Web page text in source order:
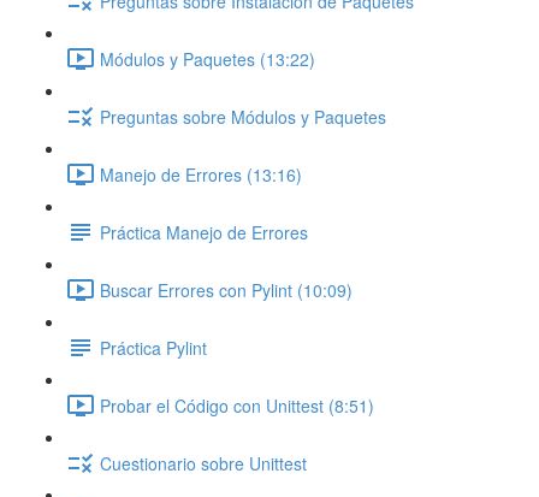
Módulos y Paquetes (13:22)
Preguntas sobre Módulos y Paquetes
Manejo de Errores (13:16)
Práctica Manejo de Errores
Buscar Errores con Pylint (10:09)
Práctica Pylint
Probar el Código con Unittest (8:51)
Cuestionario sobre Unittest